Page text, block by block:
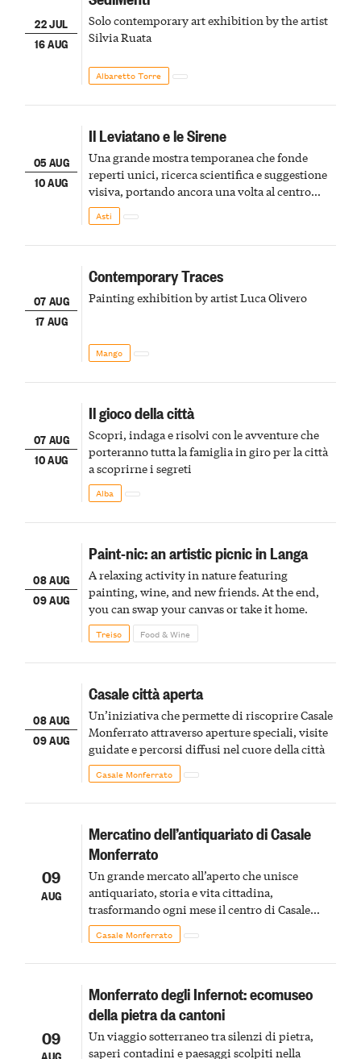
22 JUL
16 AUG
Solo contemporary art exhibition by the artist
Silvia Ruata
Albaretto Torre
05 AUG
10 AUG
Il Leviatano e le Sirene
Una grande mostra temporanea che fonde
reperti unici, ricerca scientifica e suggestione
visiva, portando ancora una volta al centro
della scena le meraviglie del passato astigiano
Asti
07 AUG
17 AUG
Contemporary Traces
Painting exhibition by artist Luca Olivero
Mango
07 AUG
10 AUG
Il gioco della città
Scopri, indaga e risolvi con le avventure che
porteranno tutta la famiglia in giro per la città
a scoprirne i segreti
Alba
08 AUG
09 AUG
Paint-nic: an artistic picnic in Langa
A relaxing activity in nature featuring
painting, wine, and new friends. At the end,
you can swap your canvas or take it home.
Treiso Food & Wine
08 AUG
09 AUG
Casale città aperta
Un’iniziativa che permette di riscoprire Casale
Monferrato attraverso aperture speciali, visite
guidate e percorsi diffusi nel cuore della città
Casale Monferrato
09
AUG
Mercatino dell’antiquariato di Casale
Monferrato
Un grande mercato all’aperto che unisce
antiquariato, storia e vita cittadina,
trasformando ogni mese il centro di Casale
Monferrato in un luogo di scoperta e racconto
Casale Monferrato
09
AUG
Monferrato degli Infernot: ecomuseo
della pietra da cantoni
Un viaggio sotterraneo tra silenzi di pietra,
saperi contadini e paesaggi scolpiti nella